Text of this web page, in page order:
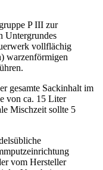
P III zur
Untergrundes
vollflächig
warzenförmigen
gesamte Sackinhalt im
von ca. 15 Liter
Mischzeit sollte 5
vom Hersteller